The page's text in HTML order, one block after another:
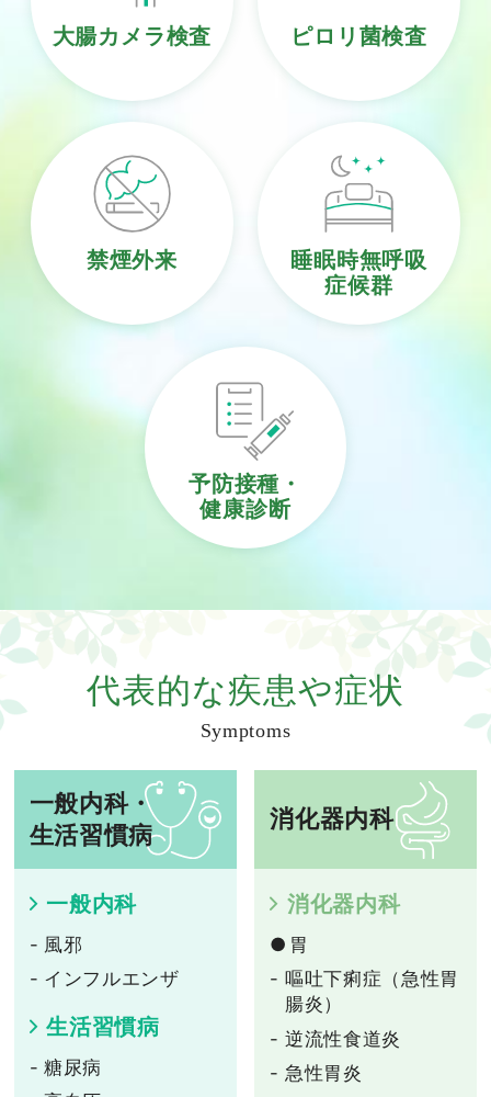
大腸カメラ検査 ピロリ菌検査
禁煙外来
睡眠時無呼吸
症候群
予防接種・
健康診断
代表的な疾患や症状
Symptoms
一般内科・
生活習慣病
一般内科
風邪
インフルエンザ
生活習慣病
糖尿病
消化器内科
消化器内科
胃
嘔吐下痢症（急性胃
腸炎）
逆流性食道炎
急性胃炎